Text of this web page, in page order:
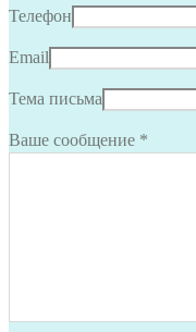
Телефон
Email
Тема письма
Ваше сообщение *